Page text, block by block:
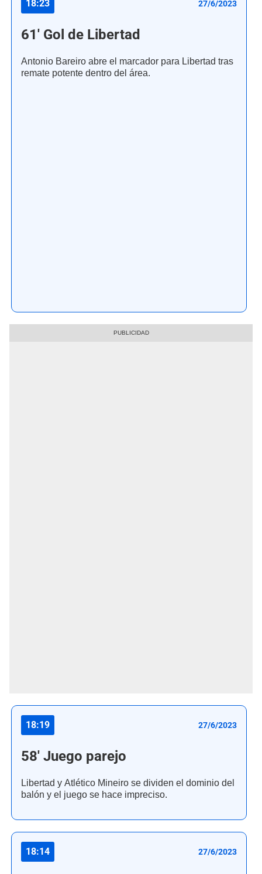
18:23 27/6/2023
61' Gol de Libertad
Antonio Bareiro abre el marcador para Libertad tras
remate potente dentro del área.
18:19 27/6/2023
58' Juego parejo
Libertad y Atlético Mineiro se dividen el dominio del
balón y el juego se hace impreciso.
18:14 27/6/2023